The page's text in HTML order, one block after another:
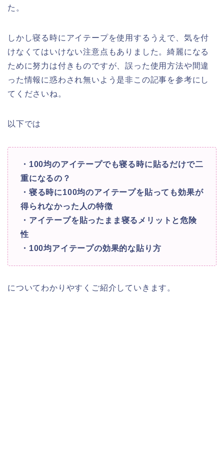
た。
しかし寝る時にアイテープを使用するうえで、気を付
けなくてはいけない注意点もありました。綺麗になる
ために努力は付きものですが、誤った使用方法や間違
った情報に惑わされ無いよう是非この記事を参考にし
てくださいね。
以下では
・100均のアイテープでも寝る時に貼るだけで二
重になるの？
・寝る時に100均のアイテープを貼っても効果が
得られなかった人の特徴
・アイテープを貼ったまま寝るメリットと危険
性
・100均アイテープの効果的な貼り方
についてわかりやすくご紹介していきます。